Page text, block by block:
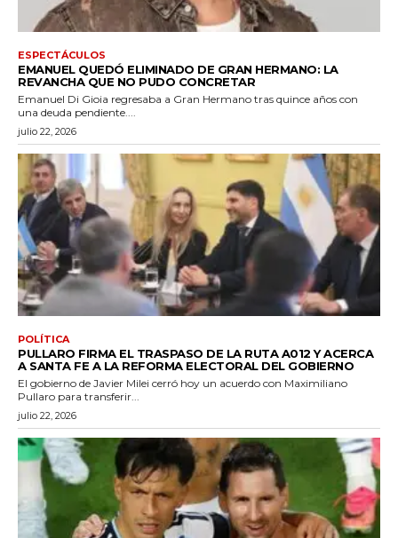
ESPECTÁCULOS
EMANUEL QUEDÓ ELIMINADO DE GRAN HERMANO: LA
REVANCHA QUE NO PUDO CONCRETAR
Emanuel Di Gioia regresaba a Gran Hermano tras quince años con
una deuda pendiente....
julio 22, 2026
POLÍTICA
PULLARO FIRMA EL TRASPASO DE LA RUTA A012 Y ACERCA
A SANTA FE A LA REFORMA ELECTORAL DEL GOBIERNO
El gobierno de Javier Milei cerró hoy un acuerdo con Maximiliano
Pullaro para transferir...
julio 22, 2026